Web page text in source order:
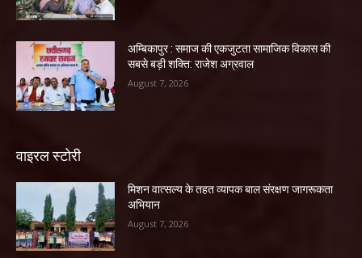
अम्बिकापुर : समाज की एकजुटता सामाजिक विकास की
सबसे बड़ी शक्ति: राजेश अग्रवाल
August 7, 2026
वाइरल स्टोरी
मिशन वात्सल्य के तहत व्यापक बाल संरक्षण जागरूकता
अभियान
August 7, 2026